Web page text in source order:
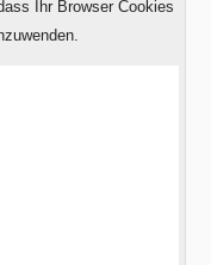
Ihr Browser Cookies